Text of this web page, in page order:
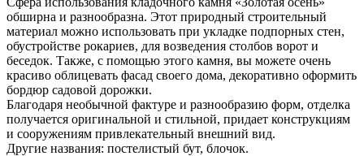
обширна и разнообразна. Этот природный строительный
материал можно использовать при укладке подпорных стен,
обустройстве рокариев, для возведения столбов ворот и
беседок. Также, с помощью этого камня, вы можете очень
красиво облицевать фасад своего дома, декоративно оформить
бордюр садовой дорожки.
Благодаря необычной фактуре и разнообразию форм, отделка
получается оригинальной и стильной, придает конструкциям
и сооружениям привлекательный внешний вид.
Другие названия: постелистый бут, блочок.